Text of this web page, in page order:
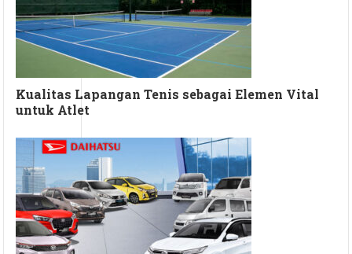
Kualitas Lapangan Tenis sebagai Elemen Vital
untuk Atlet